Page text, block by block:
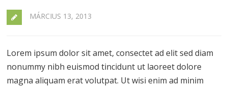
MÁRCIUS 13, 2013
Lorem ipsum dolor sit amet, consectet ad elit sed diam
nonummy nibh euismod tincidunt ut laoreet dolore
magna aliquam erat volutpat. Ut wisi enim ad minim